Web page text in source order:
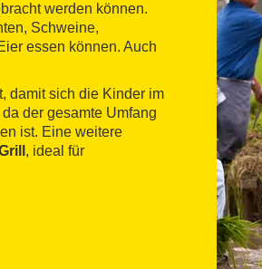
werden können.
Schweine,
essen können. Auch
damit sich die Kinder im
der gesamte Umfang
ist. Eine weitere
, ideal für